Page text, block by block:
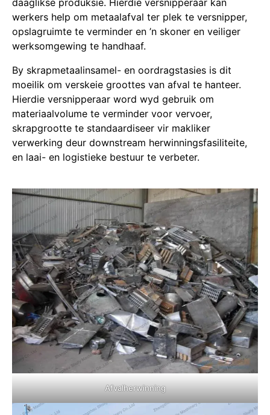
daaglikse produksie. Hierdie versnipperaar kan
werkers help om metaalafval ter plek te versnipper,
opslagruimte te verminder en ’n skoner en veiliger
werksomgewing te handhaaf.
By skrapmetaalinsamel- en oordragstasies is dit
moeilik om verskeie groottes van afval te hanteer.
Hierdie versnipperaar word wyd gebruik om
materiaalvolume te verminder voor vervoer,
skrapgrootte te standaardiseer vir makliker
verwerking deur downstream herwinningsfasiliteite,
en laai- en logistieke bestuur te verbeter.
Afvalherwinning